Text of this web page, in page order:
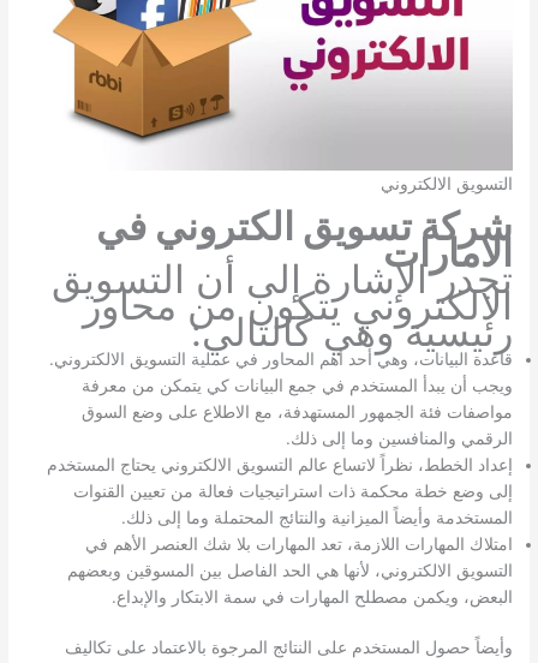
التسويق الالكتروني
شركة تسويق الكتروني في
الامارات
تجدر الإشارة إلى أن التسويق
الالكتروني يتكون من محاور
رئيسية وهي كالتالي:
قاعدة البيانات، وهي أحد أهم المحاور في عملية التسويق الالكتروني.
ويجب أن يبدأ المستخدم في جمع البيانات كي يتمكن من معرفة
مواصفات فئة الجمهور المستهدفة، مع الاطلاع على وضع السوق
الرقمي والمنافسين وما إلى ذلك.
إعداد الخطط، نظراً لاتساع عالم التسويق الالكتروني يحتاج المستخدم
إلى وضع خطة محكمة ذات استراتيجيات فعالة من تعيين القنوات
المستخدمة وأيضاً الميزانية والنتائج المحتملة وما إلى ذلك.
امتلاك المهارات اللازمة، تعد المهارات بلا شك العنصر الأهم في
التسويق الالكتروني، لأنها هي الحد الفاصل بين المسوقين وبعضهم
البعض، ويكمن مصطلح المهارات في سمة الابتكار والإبداع.
وأيضاً حصول المستخدم على النتائج المرجوة بالاعتماد على تكاليف